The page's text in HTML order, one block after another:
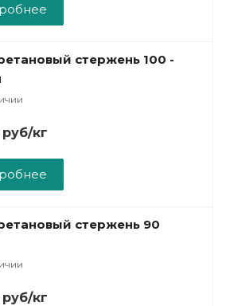
стержень 100 -
руб/кг
стержень 90
руб/кг